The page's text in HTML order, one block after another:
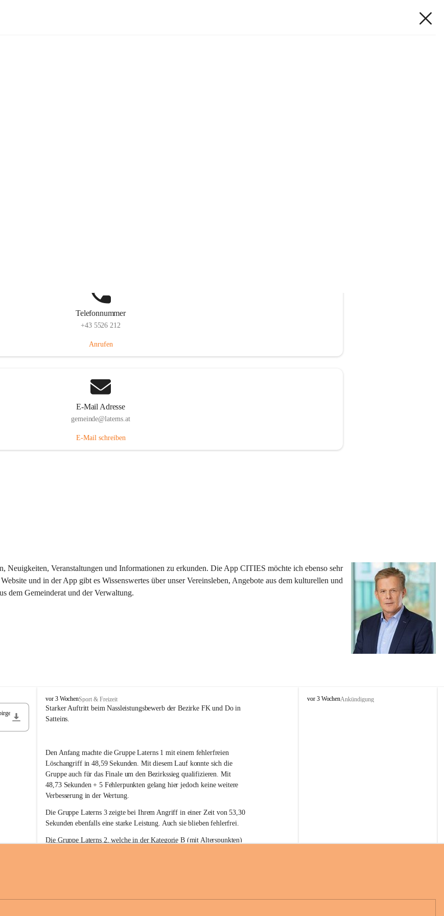
Telefonnummer
+43 5526 212
Anrufen
E-Mail Adresse
gemeinde@laterns.at
E-Mail schreiben
Neuigkeiten, Veranstaltungen und Informationen zu erkunden. Die App CITIES möchte ich ebenso sehr
und in der App gibt es Wissenswertes über unser Vereinsleben, Angebote aus dem kulturellen und
dem Gemeinderat und der Verwaltung.
F
r
e
l
l
i
g
e
F
e
u
e
r
w
t
vor 3 WochenSport & Freizeit
Starker Auftritt beim Nassleistungsbewerb der Bezirke FK und Do in
Satteins.
Den Anfang machte die Gruppe Laterns 1 mit einem fehlerfreien
Löschangriff in 48,59 Sekunden. Mit diesem Lauf konnte sich die
Gruppe auch für das Finale um den Bezirkssieg qualifizieren. Mit
48,73 Sekunden + 5 Fehlerpunkten gelang hier jedoch keine weitere
Verbesserung in der Wertung.
Die Gruppe Laterns 3 zeigte bei Ihrem Angriff in einer Zeit von 53,30
Sekunden ebenfalls eine starke Leistung. Auch sie blieben fehlerfrei.
Die Gruppe Laterns 2, welche in der Kategorie B (mit Alterspunkten)
L
vor 3 WochenAnkündigung